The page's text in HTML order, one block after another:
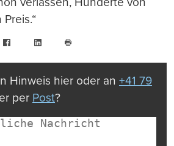
FacebookLinkedIn
drucken
Hinweis hier oder an +41 79
per Post?